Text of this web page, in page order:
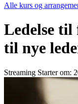
Alle kurs og
Ledelse til
til nye
Streaming Starter om: